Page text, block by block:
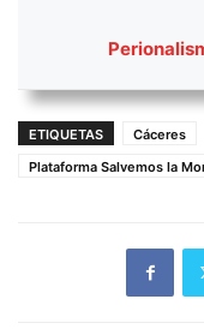
ETIQUETAS Cáceres
Plataforma Salvemos la